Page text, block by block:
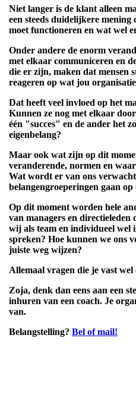
Niet langer is de klant alleen
een steeds duidelijkere
moet functioneren en wat wel
Onder andere de enorm
met elkaar communiceren en
die er zijn, maken dat mensen
reageren op wat jou
Dat heeft veel invloed op het
Kunnen ze nog met elkaar
één "succes" en de ander het
eigenbelang?
Maar ook wat zijn op dit
veranderende, normen en
Wat wordt er van ons
belangengroeperingen gaan op
Op dit moment worden hele
van managers en
wij als team en individueel wel
spreken? Hoe kunnen we ons
juiste weg wijzen?
Allemaal vragen die je vast
Zoja, denk dan eens aan een
inhuren van een coach. Je
van.
Belangstelling? Bel of mail!